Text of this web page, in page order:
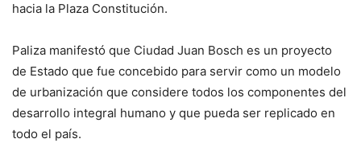
hacia la Plaza Constitución.
Paliza manifestó que Ciudad Juan Bosch es un proyecto
de Estado que fue concebido para servir como un modelo
de urbanización que considere todos los componentes del
desarrollo integral humano y que pueda ser replicado en
todo el país.